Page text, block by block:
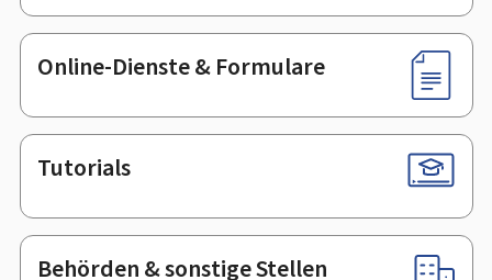
Online-Dienste & Formulare
Tutorials
Behörden & sonstige Stellen